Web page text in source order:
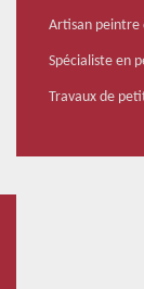
Artisan peintre
Spécialiste en
Travaux de